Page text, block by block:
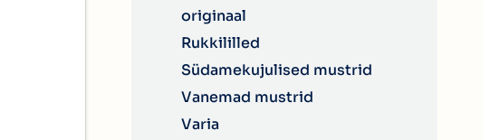
originaal
Rukkililled
Südamekujulised mustrid
Vanemad mustrid
Varia